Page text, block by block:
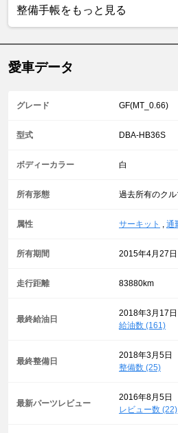
整備手帳をもっと見る
愛車データ
グレード GF(MT_0.66)
型式 DBA-HB36S
ボディーカラー 白
所有形態 過去所有のクル
属性 サーキット 通
所有期間 2015年4月27
走行距離 83880km
最終給油日
2018年3月17日
給油数 (161)
最終整備日
2018年3月5日
整備数 (25)
最新パーツレビュー
2016年8月5日
レビュー数 (22)